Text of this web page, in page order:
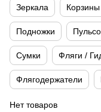
Зеркала
Подножки
Сумки Фляги /
Флягодержатели
Нет товаров